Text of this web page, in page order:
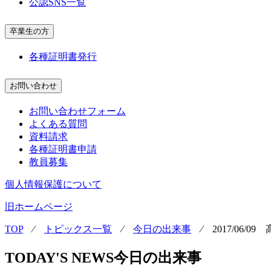
公認SNS一覧
卒業生の方
各種証明書発行
お問い合わせ
お問い合わせフォーム
よくある質問
資料請求
各種証明書申請
教員募集
個人情報保護について
旧ホームページ
TOP⁄ トピックス一覧 ⁄ 今日の出来事 ⁄ 2017/06/09
TODAY'S NEWS今日の出来事